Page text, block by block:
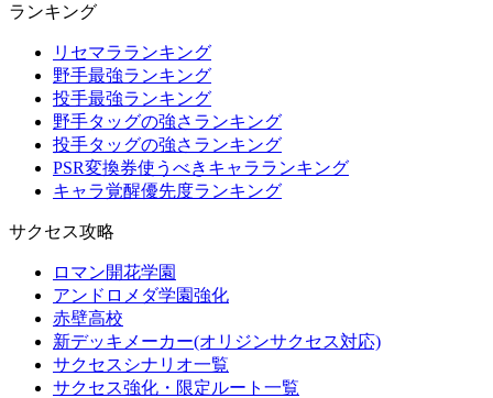
ランキング
リセマラランキング
野手最強ランキング
投手最強ランキング
野手タッグの強さランキング
投手タッグの強さランキング
PSR変換券使うべきキャラランキング
キャラ覚醒優先度ランキング
サクセス攻略
ロマン開花学園
アンドロメダ学園強化
赤壁高校
新デッキメーカー(オリジンサクセス対応)
サクセスシナリオ一覧
サクセス強化・限定ルート一覧